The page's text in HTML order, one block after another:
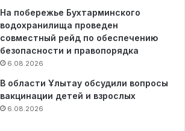
На побережье Бухтарминского
водохранилища проведен
совместный рейд по обеспечению
безопасности и правопорядка
6.08.2026
В области Ұлытау обсудили вопросы
вакцинации детей и взрослых
6.08.2026